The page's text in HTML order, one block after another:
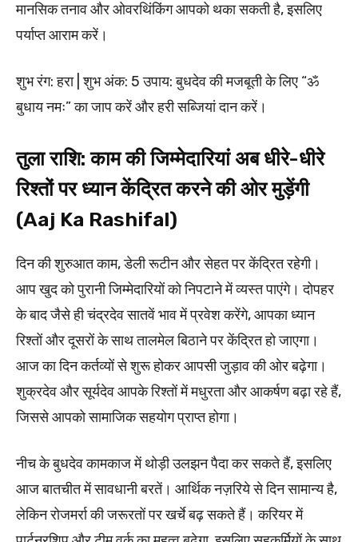
मानसिक तनाव और ओवरथिंकिंग आपको थका सकती है, इसलिए
पर्याप्त आराम करें।
शुभ रंग: हरा | शुभ अंक: 5 उपाय: बुधदेव की मजबूती के लिए “ॐ
बुधाय नमः” का जाप करें और हरी सब्जियां दान करें।
तुला राशि: काम की जिम्मेदारियां अब धीरे-धीरे
रिश्तों पर ध्यान केंद्रित करने की ओर मुड़ेंगी
(Aaj Ka Rashifal)
दिन की शुरुआत काम, डेली रूटीन और सेहत पर केंद्रित रहेगी।
आप खुद को पुरानी जिम्मेदारियों को निपटाने में व्यस्त पाएंगे। दोपहर
के बाद जैसे ही चंद्रदेव सातवें भाव में प्रवेश करेंगे, आपका ध्यान
रिश्तों और दूसरों के साथ तालमेल बिठाने पर केंद्रित हो जाएगा।
आज का दिन कर्तव्यों से शुरू होकर आपसी जुड़ाव की ओर बढ़ेगा।
शुक्रदेव और सूर्यदेव आपके रिश्तों में मधुरता और आकर्षण बढ़ा रहे हैं,
जिससे आपको सामाजिक सहयोग प्राप्त होगा।
नीच के बुधदेव कामकाज में थोड़ी उलझन पैदा कर सकते हैं, इसलिए
आज बातचीत में सावधानी बरतें। आर्थिक नज़रिये से दिन सामान्य है,
लेकिन रोजमर्रा की जरूरतों पर खर्चे बढ़ सकते हैं। करियर में